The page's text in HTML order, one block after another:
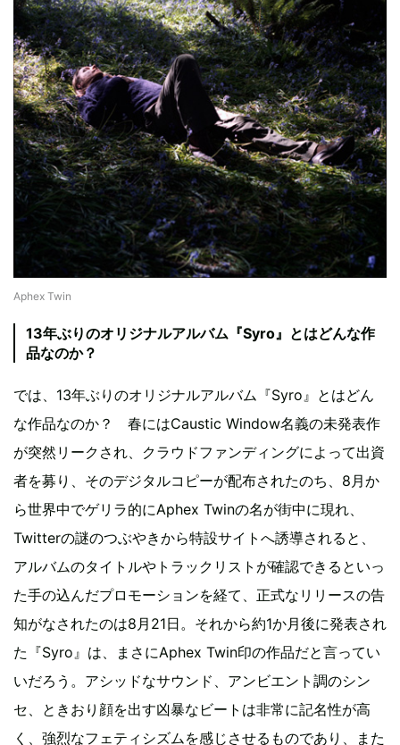
Aphex Twin
13年ぶりのオリジナルアルバム『Syro』とはどんな作
品なのか？
では、13年ぶりのオリジナルアルバム『Syro』とはどん
な作品なのか？ 春にはCaustic Window名義の未発表作
が突然リークされ、クラウドファンディングによって出資
者を募り、そのデジタルコピーが配布されたのち、8月か
ら世界中でゲリラ的にAphex Twinの名が街中に現れ、
Twitterの謎のつぶやきから特設サイトへ誘導されると、
アルバムのタイトルやトラックリストが確認できるといっ
た手の込んだプロモーションを経て、正式なリリースの告
知がなされたのは8月21日。それから約1か月後に発表され
た『Syro』は、まさにAphex Twin印の作品だと言ってい
いだろう。アシッドなサウンド、アンビエント調のシン
セ、ときおり顔を出す凶暴なビートは非常に記名性が高
く、強烈なフェティシズムを感じさせるものであり、また